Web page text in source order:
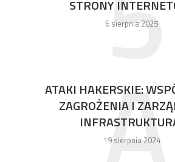
STRONY
6 sierpnia 2025
ATAKI HAKERSKIE:
ZAGROŻENIA I
19 sierpnia 2024
A